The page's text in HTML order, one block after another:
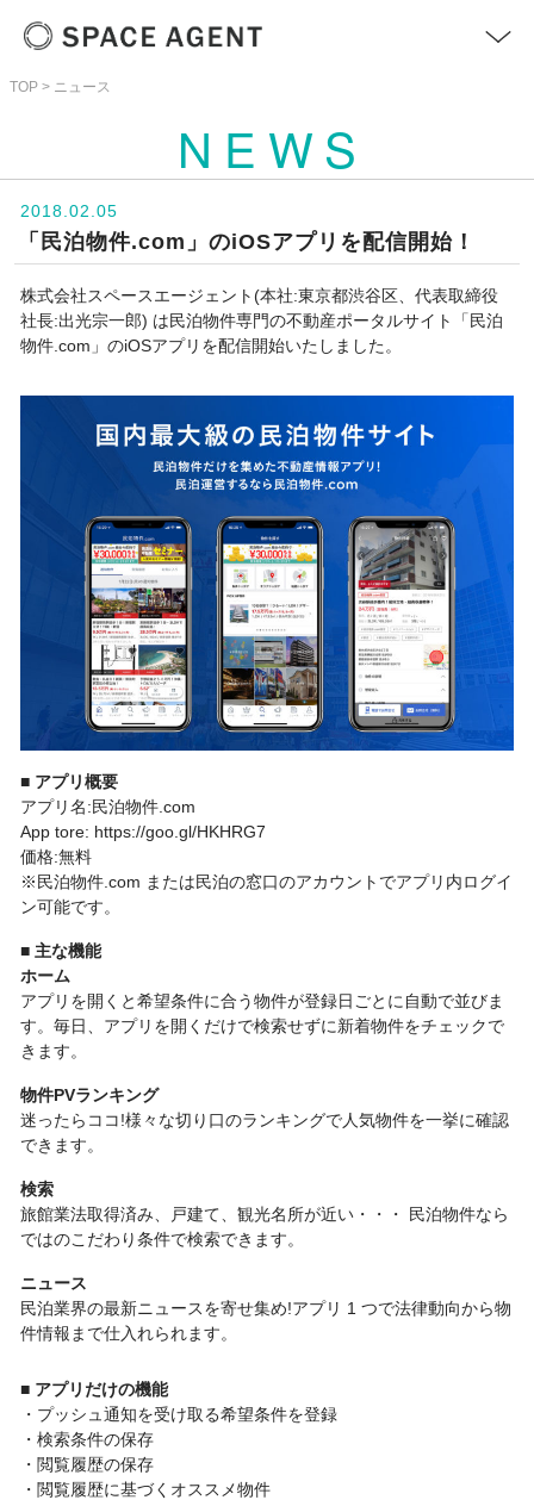
サービス >
ニュース
お問い合わせ
TOP ニュース
NEWS
2018.02.05
「民泊物件.com」のiOSアプリを配信開始！
株式会社スペースエージェント(本社:東京都渋谷区、代表取締役
社長:出光宗一郎) は民泊物件専門の不動産ポータルサイト「民泊
物件.com」のiOSアプリを配信開始いたしました。
■ アプリ概要
アプリ名:民泊物件.com
App tore: https://goo.gl/HKHRG7
価格:無料
※民泊物件.com または民泊の窓口のアカウントでアプリ内ログイ
ン可能です。
■ 主な機能
ホーム
アプリを開くと希望条件に合う物件が登録日ごとに自動で並びま
す。毎日、アプリを開くだけで検索せずに新着物件をチェックで
きます。
物件PVランキング
迷ったらココ!様々な切り口のランキングで人気物件を一挙に確認
できます。
検索
旅館業法取得済み、戸建て、観光名所が近い・・・ 民泊物件なら
ではのこだわり条件で検索できます。
ニュース
民泊業界の最新ニュースを寄せ集め!アプリ 1 つで法律動向から物
件情報まで仕入れられます。
■ アプリだけの機能
・プッシュ通知を受け取る希望条件を登録
・検索条件の保存
・閲覧履歴の保存
・閲覧履歴に基づくオススメ物件